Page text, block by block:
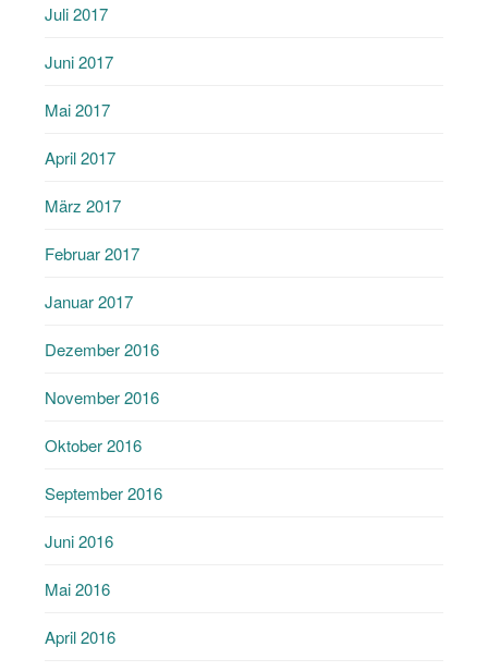
Juli 2017
Juni 2017
Mai 2017
April 2017
März 2017
Februar 2017
Januar 2017
Dezember 2016
November 2016
Oktober 2016
September 2016
Juni 2016
Mai 2016
April 2016